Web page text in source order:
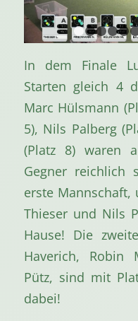
In dem Finale
Starten gleich 4
Marc Hülsmann
5), Nils Palberg
(Platz 8) waren
Gegner reichlich
erste Mannschaft,
Thieser und Nils
Hause! Die
Haverich, Robin
Pütz, sind mit
dabei!